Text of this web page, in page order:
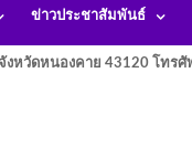
ข่าวประชาสัมพันธ์
หวัดหนองคาย 43120 โทรศั